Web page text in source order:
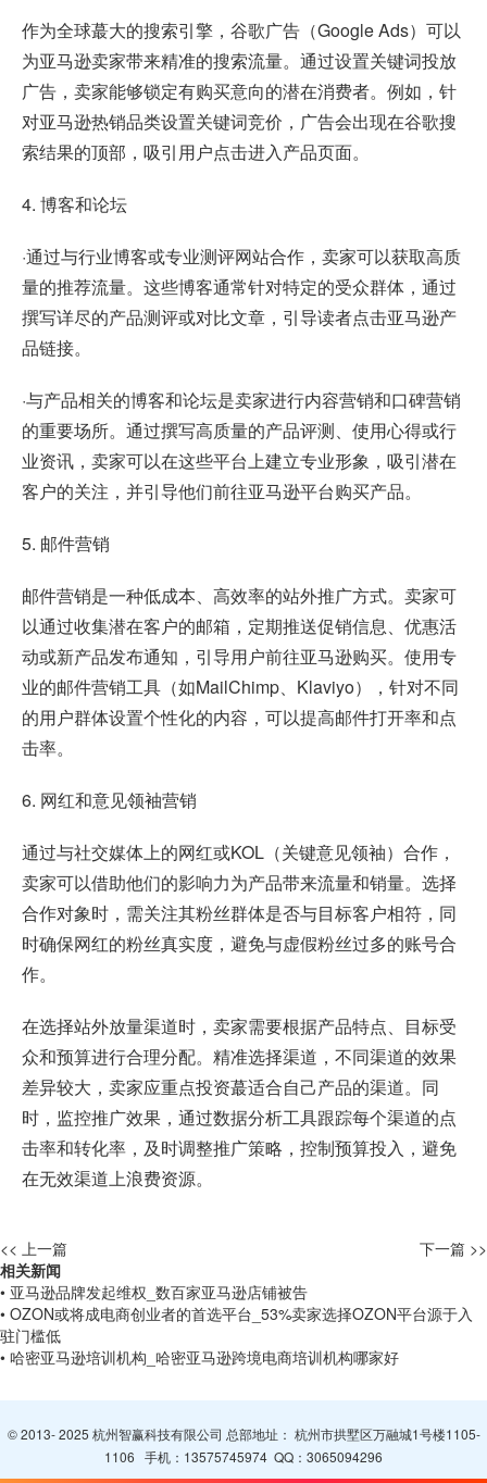
作为全球蕞大的搜索引擎，谷歌广告（Google Ads）可以
为亚马逊卖家带来精准的搜索流量。通过设置关键词投放
广告，卖家能够锁定有购买意向的潜在消费者。例如，针
对亚马逊热销品类设置关键词竞价，广告会出现在谷歌搜
索结果的顶部，吸引用户点击进入产品页面。
4. 博客和论坛
·通过与行业博客或专业测评网站合作，卖家可以获取高质
量的推荐流量。这些博客通常针对特定的受众群体，通过
撰写详尽的产品测评或对比文章，引导读者点击亚马逊产
品链接。
·与产品相关的博客和论坛是卖家进行内容营销和口碑营销
的重要场所。通过撰写高质量的产品评测、使用心得或行
业资讯，卖家可以在这些平台上建立专业形象，吸引潜在
客户的关注，并引导他们前往亚马逊平台购买产品。
5. 邮件营销
邮件营销是一种低成本、高效率的站外推广方式。卖家可
以通过收集潜在客户的邮箱，定期推送促销信息、优惠活
动或新产品发布通知，引导用户前往亚马逊购买。使用专
业的邮件营销工具（如MailChimp、Klaviyo），针对不同
的用户群体设置个性化的内容，可以提高邮件打开率和点
击率。
6. 网红和意见领袖营销
通过与社交媒体上的网红或KOL（关键意见领袖）合作，
卖家可以借助他们的影响力为产品带来流量和销量。选择
合作对象时，需关注其粉丝群体是否与目标客户相符，同
时确保网红的粉丝真实度，避免与虚假粉丝过多的账号合
作。
在选择站外放量渠道时，卖家需要根据产品特点、目标受
众和预算进行合理分配。精准选择渠道，不同渠道的效果
差异较大，卖家应重点投资蕞适合自己产品的渠道。同
时，监控推广效果，通过数据分析工具跟踪每个渠道的点
击率和转化率，及时调整推广策略，控制预算投入，避免
在无效渠道上浪费资源。
<< 上一篇
下一篇 >>
相关新闻
• 亚马逊品牌发起维权_数百家亚马逊店铺被告
• OZON或将成电商创业者的首选平台_53%卖家选择OZON平台源于入
驻门槛低
• 哈密亚马逊培训机构_哈密亚马逊跨境电商培训机构哪家好
© 2013- 2025 杭州智赢科技有限公司 总部地址： 杭州市拱墅区万融城1号楼1105-
1106 手机： 13575745974 QQ： 3065094296